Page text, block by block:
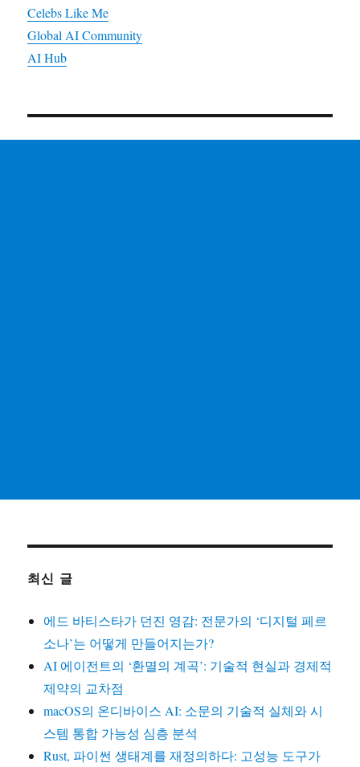
Celebs Like Me
Global AI Community
AI Hub
최신 글
에드 바티스타가 던진 영감: 전문가의 ‘디지털 페르
소나’는 어떻게 만들어지는가?
AI 에이전트의 ‘환멸의 계곡’: 기술적 현실과 경제적
제약의 교차점
macOS의 온디바이스 AI: 소문의 기술적 실체와 시
스템 통합 가능성 심층 분석
Rust, 파이썬 생태계를 재정의하다: 고성능 도구가